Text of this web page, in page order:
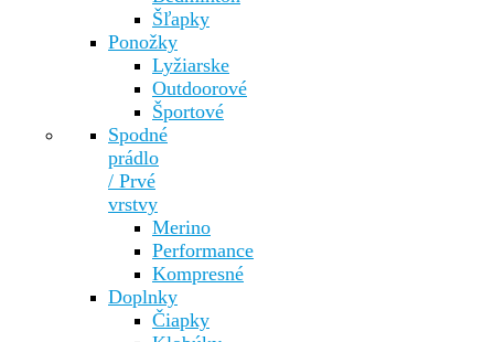
Šľapky
Ponožky
Lyžiarske
Outdoorové
Športové
Spodné
prádlo
/ Prvé
vrstvy
Merino
Performance
Kompresné
Doplnky
Čiapky